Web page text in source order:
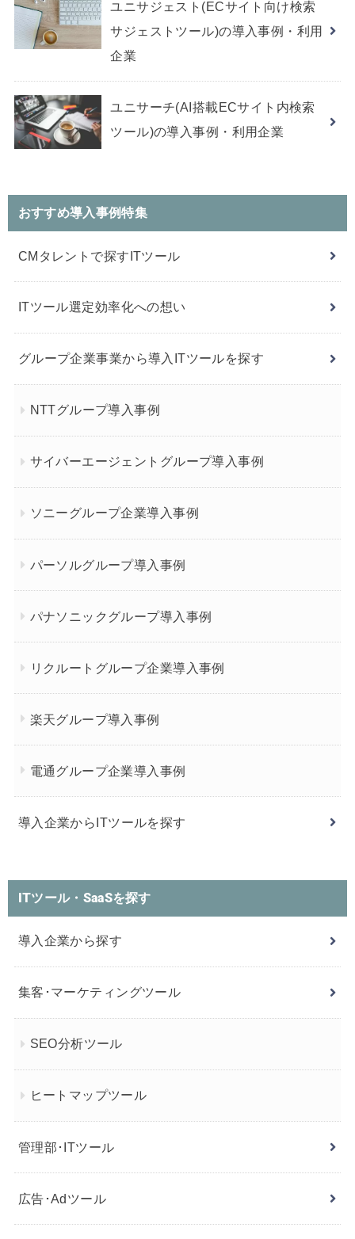
ユニサジェスト(ECサイト向け検索
サジェストツール)の導入事例・利用
企業
ユニサーチ(AI搭載ECサイト内検索
ツール)の導入事例・利用企業
おすすめ導入事例特集
CMタレントで探すITツール
ITツール選定効率化への想い
グループ企業事業から導入ITツールを探す
NTTグループ導入事例
サイバーエージェントグループ導入事例
ソニーグループ企業導入事例
パーソルグループ導入事例
パナソニックグループ導入事例
リクルートグループ企業導入事例
楽天グループ導入事例
電通グループ企業導入事例
導入企業からITツールを探す
ITツール・SaaSを探す
導入企業から探す
集客･マーケティングツール
SEO分析ツール
ヒートマップツール
管理部･ITツール
広告･Adツール